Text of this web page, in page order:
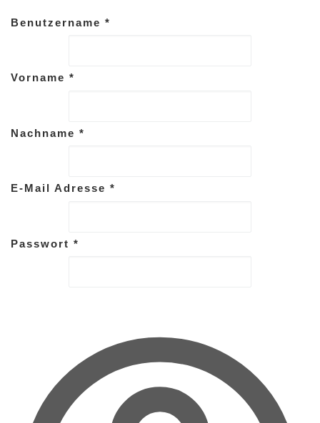
Benutzername *
Vorname *
Nachname *
E-Mail Adresse *
Passwort *